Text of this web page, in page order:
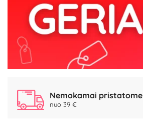
Nemokamai pristatome
nuo 39 €